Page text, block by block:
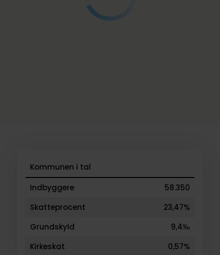
Kommunen i tal
Indbyggere
58.350
Skatteprocent
23,47%
Grundskyld
9,4‰
Kirkeskat
0,57%